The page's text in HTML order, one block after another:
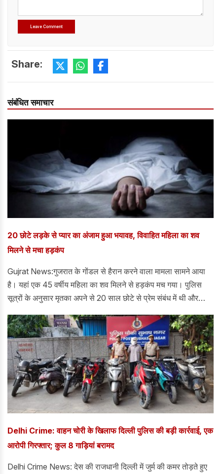
Share:
संबंधित समाचार
20 छोटे लड़के से प्यार का अंजाम हुआ भयावह, विवाहित महिला का शव
मिलने से मचा हड़कंप
Gujrat News:गुजरात के गोंडल से हैरान करने वाला मामला सामने आया
है। यहां एक 45 वर्षीय महिला का शव मिलने से हड़कंप मच गया। पुलिस
सूत्रों के अनुसार मृतका अपने से 20 साल छोटे से प्रेम संबंध में थी और
इसी के चलते प्रेमी ने उसे चलती ट्रेन से धक्का दे दिया।
Delhi Crime: वाहन चोरी के खिलाफ दिल्ली पुलिस की बड़ी कार्रवाई, एक
आरोपी गिरफ्तार; कुल 8 गाड़ियां बरामद
Delhi Crime News: देस की राजधानी दिल्ली में जुर्म की कमर तोड़ते हुए